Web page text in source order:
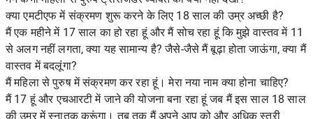
क्या एमटीएफ में संक्रमण शुरू करने के लिए 18 साल की उम्र अच्छी है?
मैं एक महीने में 17 साल का हो रहा हूं और मैं सोच रहा हूं कि मुझे वास्तव में 11
से अलग नहीं लगता, क्या यह सामान्य है? जैसे-जैसे मैं बूढ़ा होता जाऊंगा, क्या मैं
वास्तव में बदलूंगा?
मैं महिला से पुरुष में संक्रमण कर रहा हूं। मेरा नया नाम क्या होना चाहिए?
मैं 17 हूं और एचआरटी में जाने की योजना बना रहा हूं जब मैं इस साल 18 साल
की उम्र में स्नातक करूंगा। तब तक मैं अपने आप को और अधिक स्त्री